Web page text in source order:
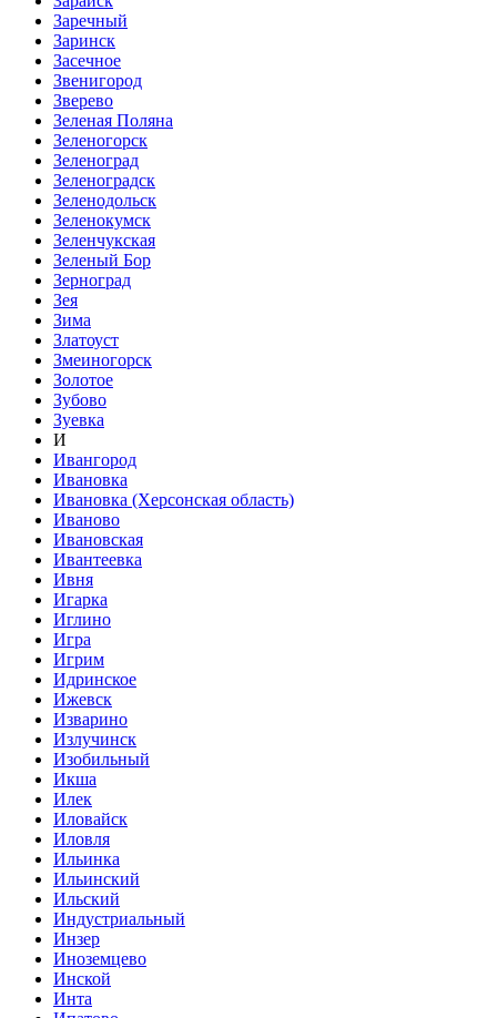
Заречный
Заринск
Засечное
Звенигород
Зверево
Зеленая Поляна
Зеленогорск
Зеленоград
Зеленоградск
Зеленодольск
Зеленокумск
Зеленчукская
Зеленый Бор
Зерноград
Зея
Зима
Златоуст
Змеиногорск
Золотое
Зубово
Зуевка
И
Ивангород
Ивановка
Ивановка (Херсонская область)
Иваново
Ивановская
Ивантеевка
Ивня
Игарка
Иглино
Игра
Игрим
Идринское
Ижевск
Изварино
Излучинск
Изобильный
Икша
Илек
Иловайск
Иловля
Ильинка
Ильинский
Ильский
Индустриальный
Инзер
Иноземцево
Инской
Инта